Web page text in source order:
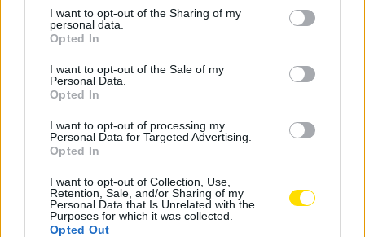
I want to opt-out of the Sharing of my
personal data.
Opted In
I want to opt-out of the Sale of my
Personal Data.
Opted In
I want to opt-out of processing my
Personal Data for Targeted Advertising.
Opted In
I want to opt-out of Collection, Use,
Retention, Sale, and/or Sharing of my
Personal Data that Is Unrelated with the
Purposes for which it was collected.
Opted Out
patins
1 … 1.332 1.333 …
Notícias Populares